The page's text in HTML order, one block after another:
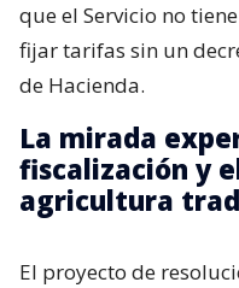
que el Servicio no
fijar tarifas sin un
de Hacienda.
La mirada
fiscalización y
agricultura
El proyecto de